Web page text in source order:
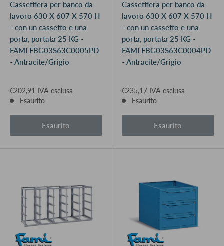
Cassettiera per banco da
lavoro 630 X 607 X 570 H
- con un cassetto e una
porta, portata 25 KG -
FAMI FBG03S63C0005PD
- Antracite/Grigio
€202,91 IVA esclusa
Esaurito
Esaurito
Cassettiera per banco da
lavoro 630 X 607 X 570 H
- con un cassetto e una
porta, portata 25 KG -
FAMI FBG03S63C0004PD
- Antracite/Grigio
€235,17 IVA esclusa
Esaurito
Esaurito